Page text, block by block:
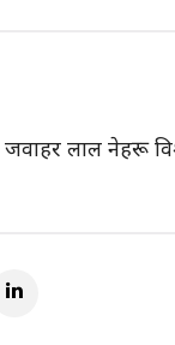
लाल नेहरू